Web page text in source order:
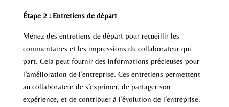
Étape 2 : Entretiens de départ
Menez des entretiens de départ pour recueillir les
commentaires et les impressions du collaborateur qui
part. Cela peut fournir des informations précieuses pour
l’amélioration de l’entreprise. Ces entretiens permettent
au collaborateur de s’exprimer, de partager son
expérience, et de contribuer à l’évolution de l’entreprise.